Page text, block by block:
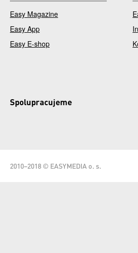
Easy Magazine
Easy App
Easy E-shop
Spolupracujeme
2010–2018 © EASYMEDIA o. s.